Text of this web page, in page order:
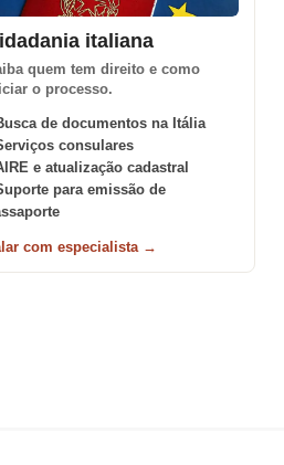
italiana
quem tem direito e como
o processo.
de documentos na Itália
consulares
e atualização cadastral
para emissão de
com especialista →